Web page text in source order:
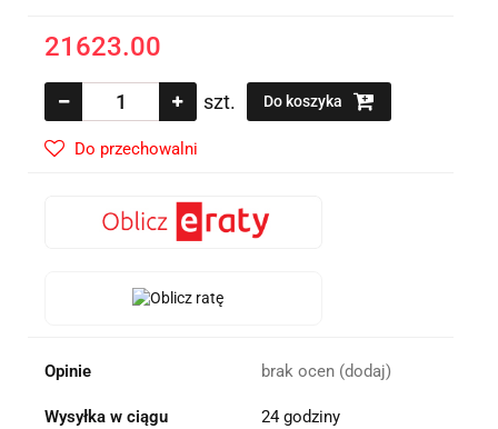
21623.00
szt. Do koszyka
Do przechowalni
Opinie brak ocen (dodaj)
Wysyłka w ciągu 24 godziny